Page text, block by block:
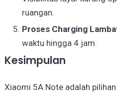
ruangan.
Proses Charging
waktu hingga 4 jam.
Kesimpulan
Xiaomi 5A Note adalah